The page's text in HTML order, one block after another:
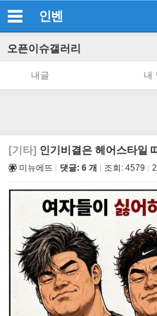
인벤
오픈이슈갤러리
내글 내
[기타] 인기비결은 헤어스타일
미뉴에뜨 댓글: 6 개 조회: 4579